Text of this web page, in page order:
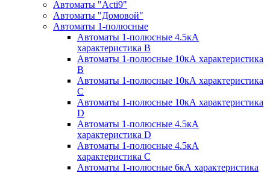
Автоматы "Acti9"
Автоматы "Домовой"
Автоматы 1-полюсные
Автоматы 1-полюсные 4.5кА
характеристика В
Автоматы 1-полюсные 10кА характеристика
B
Автоматы 1-полюсные 10кА характеристика
C
Автоматы 1-полюсные 10кА характеристика
D
Автоматы 1-полюсные 4.5кА
характеристика D
Автоматы 1-полюсные 4.5кА
характеристика С
Автоматы 1-полюсные 6кА характеристика